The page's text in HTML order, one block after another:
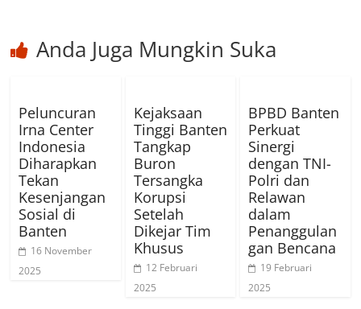
Anda Juga Mungkin Suka
Peluncuran
Irna Center
Indonesia
Diharapkan
Tekan
Kesenjangan
Sosial di
Banten
16 November
2025
Kejaksaan
Tinggi Banten
Tangkap
Buron
Tersangka
Korupsi
Setelah
Dikejar Tim
Khusus
12 Februari
2025
BPBD Banten
Perkuat
Sinergi
dengan TNI-
Polri dan
Relawan
dalam
Penanggulan
gan Bencana
19 Februari
2025